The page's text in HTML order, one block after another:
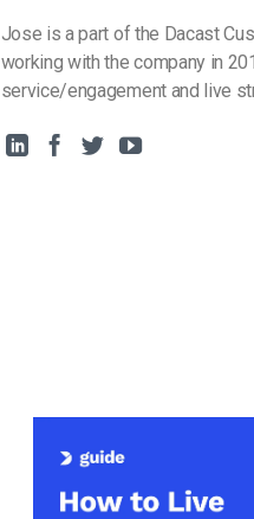
Jose is a part of the Dacast
working with the company in
service/engagement and live